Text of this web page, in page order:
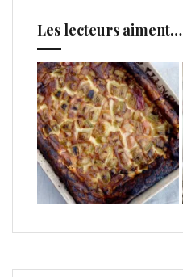
Les lecteurs aiment…